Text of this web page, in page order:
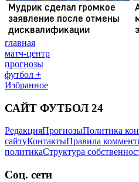
главная
матч-центр
прогнозы
футбол +
Избранное
САЙТ ФУТБОЛ 24
РедакцияПрогнозыПолитика
сайтуКонтактыПравила
политикаСтруктура
Соц. сети